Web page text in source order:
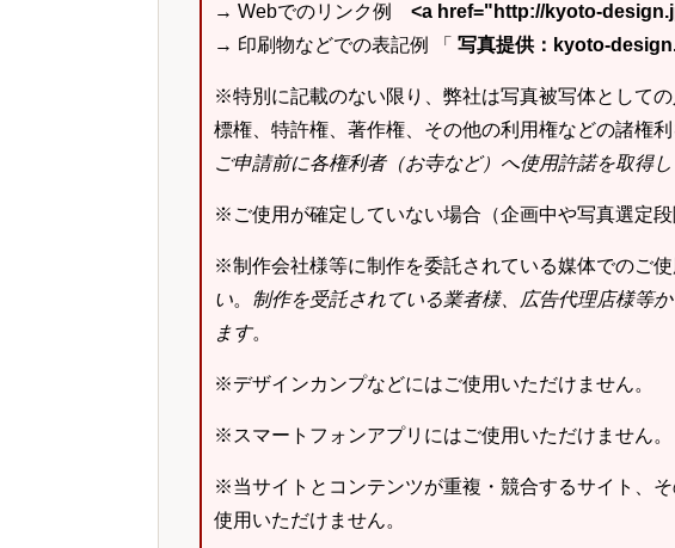
→ Webでのリンク例 <a href="http://kyoto-
→ 印刷物などでの表記例 「 写真提供：kyoto-
※特別に記載のない限り、弊社は写真被写体として
標権、特許権、著作権、その他の利用権などの諸権利
ご申請前に各権利者（お寺など）へ使用許諾を取得
※ご使用が確定していない場合（企画中や写真選定段
※制作会社様等に制作を委託されている媒体でのご使
い。 制作を受託されている業者様、広告代理店様等
ます。
※デザインカンプなどにはご使用いただけません。
※スマートフォンアプリにはご使用いただけません。
※当サイトとコンテンツが重複・競合するサイト、
使用いただけません。